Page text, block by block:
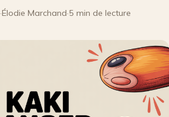
·Élodie Marchand·5 min de lecture